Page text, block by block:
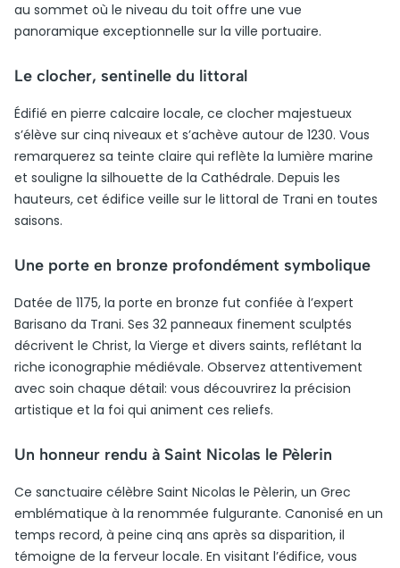
au sommet où le niveau du toit offre une vue
panoramique exceptionnelle sur la ville portuaire.
Le clocher, sentinelle du littoral
Édifié en pierre calcaire locale, ce clocher majestueux
s’élève sur cinq niveaux et s’achève autour de 1230. Vous
remarquerez sa teinte claire qui reflète la lumière marine
et souligne la silhouette de la Cathédrale. Depuis les
hauteurs, cet édifice veille sur le littoral de Trani en toutes
saisons.
Une porte en bronze profondément symbolique
Datée de 1175, la porte en bronze fut confiée à l’expert
Barisano da Trani. Ses 32 panneaux finement sculptés
décrivent le Christ, la Vierge et divers saints, reflétant la
riche iconographie médiévale. Observez attentivement
avec soin chaque détail: vous découvrirez la précision
artistique et la foi qui animent ces reliefs.
Un honneur rendu à Saint Nicolas le Pèlerin
Ce sanctuaire célèbre Saint Nicolas le Pèlerin, un Grec
emblématique à la renommée fulgurante. Canonisé en un
temps record, à peine cinq ans après sa disparition, il
témoigne de la ferveur locale. En visitant l’édifice, vous